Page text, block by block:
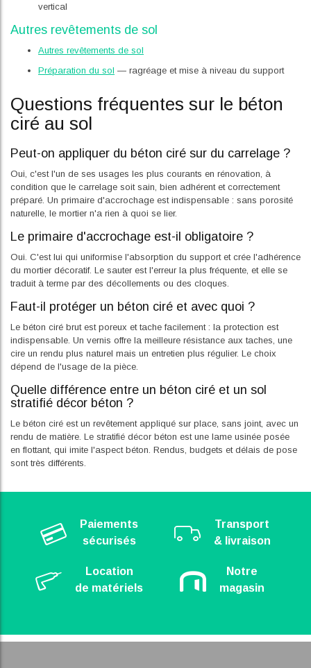
vertical
Autres revêtements de sol
Autres revêtements de sol
Préparation du sol — ragréage et mise à niveau du support
Questions fréquentes sur le béton
ciré au sol
Peut-on appliquer du béton ciré sur du carrelage ?
Oui, c'est l'un de ses usages les plus courants en rénovation, à
condition que le carrelage soit sain, bien adhérent et correctement
préparé. Un primaire d'accrochage est indispensable : sans porosité
naturelle, le mortier n'a rien à quoi se lier.
Le primaire d'accrochage est-il obligatoire ?
Oui. C'est lui qui uniformise l'absorption du support et crée l'adhérence
du mortier décoratif. Le sauter est l'erreur la plus fréquente, et elle se
traduit à terme par des décollements ou des cloques.
Faut-il protéger un béton ciré et avec quoi ?
Le béton ciré brut est poreux et tache facilement : la protection est
indispensable. Un vernis offre la meilleure résistance aux taches, une
cire un rendu plus naturel mais un entretien plus régulier. Le choix
dépend de l'usage de la pièce.
Quelle différence entre un béton ciré et un sol
stratifié décor béton ?
Le béton ciré est un revêtement appliqué sur place, sans joint, avec un
rendu de matière. Le stratifié décor béton est une lame usinée posée
en flottant, qui imite l'aspect béton. Rendus, budgets et délais de pose
sont très différents.
Paiements
sécurisés
Transport
& livraison
Location
de matériels
Notre
magasin